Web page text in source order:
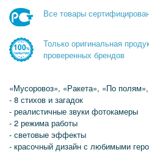
Все товары
Только оригинальная
проверенных брендов
«Мусоровоз», «Ракета», «По
- 8 стихов и загадок
- реалистичные звуки фотокамеры
- 2 режима работы
- световые эффекты
- красочный дизайн с любимыми